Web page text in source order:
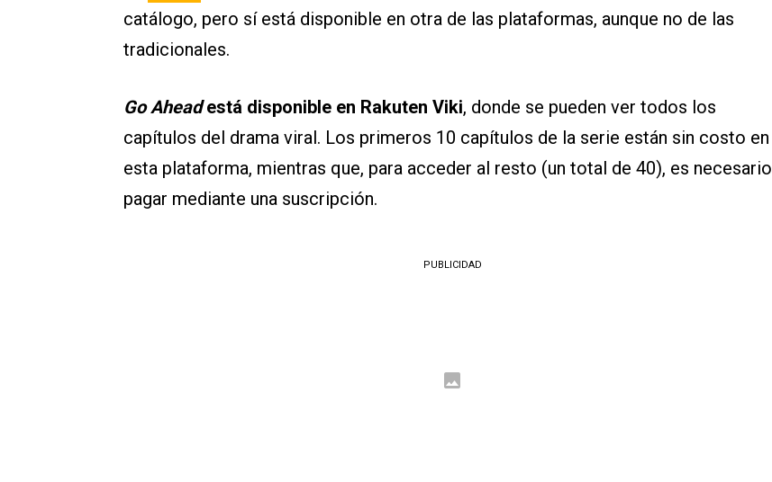
catálogo, pero sí está disponible en otra de las plataformas, aunque no de las
tradicionales.
Go Aheadestá disponible en Rakuten Viki, donde se pueden ver todos los
capítulos del drama viral. Los primeros 10 capítulos de la serie están sin costo en
esta plataforma, mientras que, para acceder al resto (un total de 40), es necesario
pagar mediante una suscripción.
PUBLICIDAD